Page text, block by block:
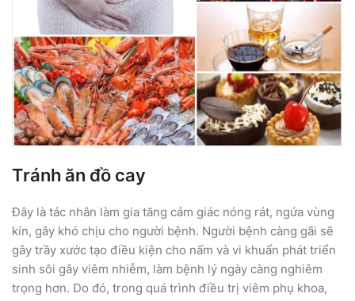
Tránh ăn đồ cay
Đây là tác nhân làm gia tăng cảm giác nóng rát, ngứa vùng
kín, gây khó chịu cho người bệnh. Người bệnh càng gãi sẽ
gây trầy xước tạo điều kiện cho nấm và vi khuẩn phát triển
sinh sôi gây viêm nhiễm, làm bệnh lý ngày càng nghiêm
trọng hơn. Do đó, trong quá trình điều trị viêm phụ khoa,